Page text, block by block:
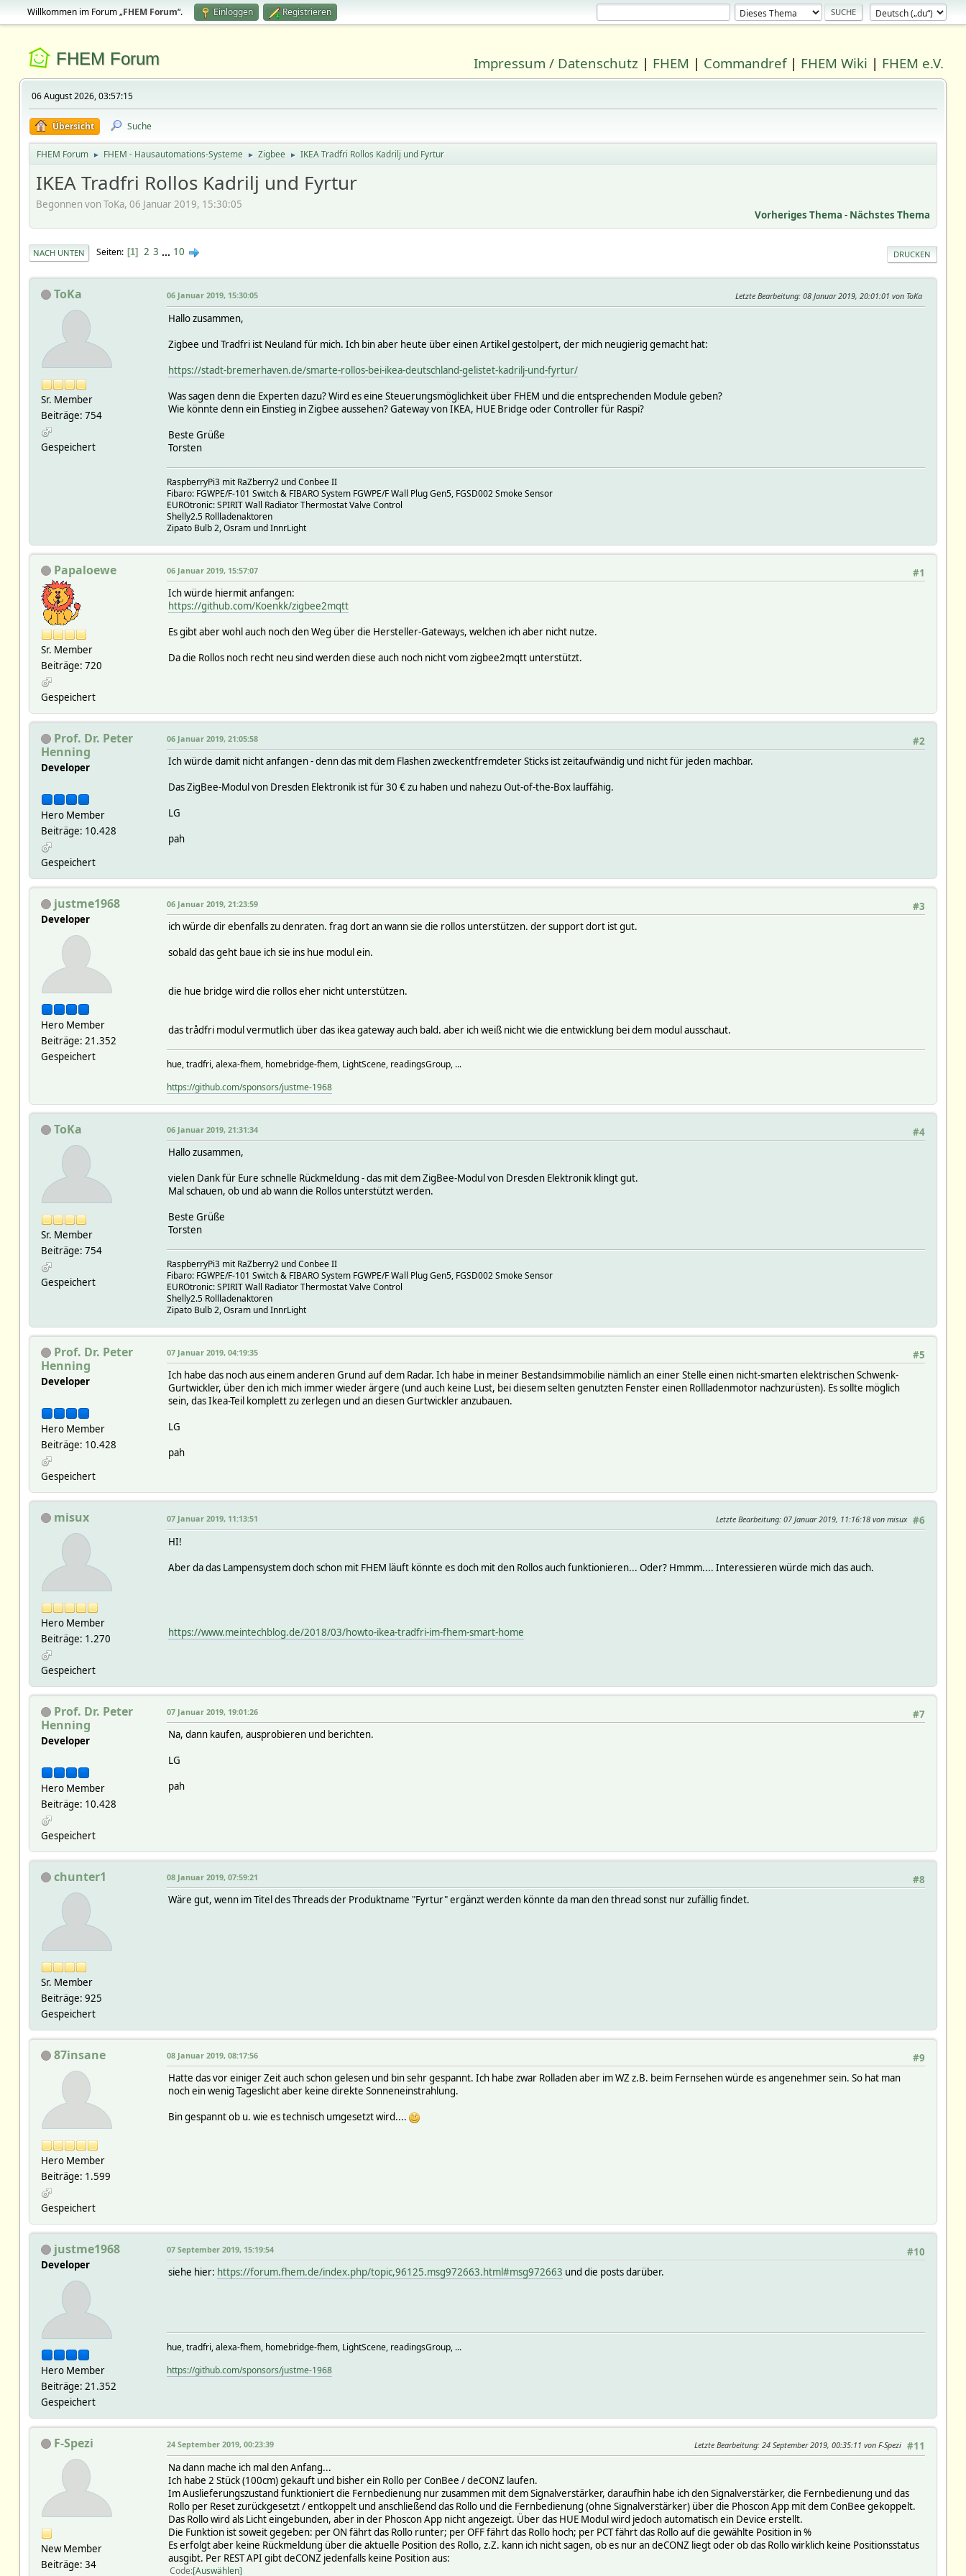
Willkommen im Forum „FHEM Forum“. Einloggen Registrieren
FHEM Forum Impressum / Datenschutz | FHEM | Commandref| FHEM Wiki | FHEM e.V.
06 August 2026, 03:57:15
Übersicht Suche
FHEM Forum ► FHEM - Hausautomations-Systeme ► Zigbee ► IKEA Tradfri Rollos Kadrilj und Fyrtur
IKEA Tradfri Rollos Kadrilj und Fyrtur
Begonnen von ToKa, 06 Januar 2019, 15:30:05
Vorheriges Thema - Nächstes Thema
DRUCKEN
NACH UNTEN Seiten 1 2 3 ... 10
ToKa
Sr. Member
Beiträge: 754
Gespeichert
06 Januar 2019, 15:30:05 Letzte Bearbeitung: 08 Januar 2019, 20:01:01 von ToKa
Hallo zusammen,
Zigbee und Tradfri ist Neuland für mich. Ich bin aber heute über einen Artikel gestolpert, der mich neugierig gemacht hat:
https://stadt-bremerhaven.de/smarte-rollos-bei-ikea-deutschland-gelistet-kadrilj-und-fyrtur/
Was sagen denn die Experten dazu? Wird es eine Steuerungsmöglichkeit über FHEM und die entsprechenden Module geben?
Wie könnte denn ein Einstieg in Zigbee aussehen? Gateway von IKEA, HUE Bridge oder Controller für Raspi?
Beste Grüße
Torsten
RaspberryPi3 mit RaZberry2 und Conbee II
Fibaro: FGWPE/F-101 Switch & FIBARO System FGWPE/F Wall Plug Gen5, FGSD002 Smoke Sensor
EUROtronic: SPIRIT Wall Radiator Thermostat Valve Control
Shelly2.5 Rollladenaktoren
Zipato Bulb 2, Osram und InnrLight
Papaloewe
Sr. Member
Beiträge: 720
Gespeichert
#1
06 Januar 2019, 15:57:07
Ich würde hiermit anfangen:
https://github.com/Koenkk/zigbee2mqtt
Es gibt aber wohl auch noch den Weg über die Hersteller-Gateways, welchen ich aber nicht nutze.
Da die Rollos noch recht neu sind werden diese auch noch nicht vom zigbee2mqtt unterstützt.
Prof. Dr. Peter
Henning
Developer
Hero Member
Beiträge: 10.428
Gespeichert
#2
06 Januar 2019, 21:05:58
Ich würde damit nicht anfangen - denn das mit dem Flashen zweckentfremdeter Sticks ist zeitaufwändig und nicht für jeden machbar.
Das ZigBee-Modul von Dresden Elektronik ist für 30 € zu haben und nahezu Out-of-the-Box lauffähig.
LG
pah
justme1968
Developer
Hero Member
Beiträge: 21.352
Gespeichert
#3
06 Januar 2019, 21:23:59
ich würde dir ebenfalls zu denraten. frag dort an wann sie die rollos unterstützen. der support dort ist gut.
sobald das geht baue ich sie ins hue modul ein.
die hue bridge wird die rollos eher nicht unterstützen.
das trådfri modul vermutlich über das ikea gateway auch bald. aber ich weiß nicht wie die entwicklung bei dem modul ausschaut.
hue, tradfri, alexa-fhem, homebridge-fhem, LightScene, readingsGroup, ...
https://github.com/sponsors/justme-1968
ToKa
Sr. Member
Beiträge: 754
Gespeichert
#4
06 Januar 2019, 21:31:34
Hallo zusammen,
vielen Dank für Eure schnelle Rückmeldung - das mit dem ZigBee-Modul von Dresden Elektronik klingt gut.
Mal schauen, ob und ab wann die Rollos unterstützt werden.
Beste Grüße
Torsten
RaspberryPi3 mit RaZberry2 und Conbee II
Fibaro: FGWPE/F-101 Switch & FIBARO System FGWPE/F Wall Plug Gen5, FGSD002 Smoke Sensor
EUROtronic: SPIRIT Wall Radiator Thermostat Valve Control
Shelly2.5 Rollladenaktoren
Zipato Bulb 2, Osram und InnrLight
Prof. Dr. Peter
Henning
Developer
Hero Member
Beiträge: 10.428
Gespeichert
#5
07 Januar 2019, 04:19:35
Ich habe das noch aus einem anderen Grund auf dem Radar. Ich habe in meiner Bestandsimmobilie nämlich an einer Stelle einen nicht-smarten elektrischen Schwenk-
Gurtwickler, über den ich mich immer wieder ärgere (und auch keine Lust, bei diesem selten genutzten Fenster einen Rollladenmotor nachzurüsten). Es sollte möglich
sein, das Ikea-Teil komplett zu zerlegen und an diesen Gurtwickler anzubauen.
LG
pah
misux
Hero Member
Beiträge: 1.270
Gespeichert
#6
07 Januar 2019, 11:13:51 Letzte Bearbeitung: 07 Januar 2019, 11:16:18 von misux
HI!
Aber da das Lampensystem doch schon mit FHEM läuft könnte es doch mit den Rollos auch funktionieren... Oder? Hmmm.... Interessieren würde mich das auch.
https://www.meintechblog.de/2018/03/howto-ikea-tradfri-im-fhem-smart-home
Prof. Dr. Peter
Henning
Developer
Hero Member
Beiträge: 10.428
Gespeichert
#7
07 Januar 2019, 19:01:26
Na, dann kaufen, ausprobieren und berichten.
LG
pah
chunter1
Sr. Member
Beiträge: 925
Gespeichert
#8
08 Januar 2019, 07:59:21
Wäre gut, wenn im Titel des Threads der Produktname "Fyrtur" ergänzt werden könnte da man den thread sonst nur zufällig findet.
87insane
Hero Member
Beiträge: 1.599
Gespeichert
#9
08 Januar 2019, 08:17:56
Hatte das vor einiger Zeit auch schon gelesen und bin sehr gespannt. Ich habe zwar Rolladen aber im WZ z.B. beim Fernsehen würde es angenehmer sein. So hat man
noch ein wenig Tageslicht aber keine direkte Sonneneinstrahlung.
Bin gespannt ob u. wie es technisch umgesetzt wird....
justme1968
Developer
Hero Member
Beiträge: 21.352
Gespeichert
#10
07 September 2019, 15:19:54
siehe hier: https://forum.fhem.de/index.php/topic,96125.msg972663.html#msg972663 und die posts darüber.
hue, tradfri, alexa-fhem, homebridge-fhem, LightScene, readingsGroup, ...
https://github.com/sponsors/justme-1968
F-Spezi
New Member
Beiträge: 34
#11
24 September 2019, 00:23:39 Letzte Bearbeitung: 24 September 2019, 00:35:11 von F-Spezi
Na dann mache ich mal den Anfang...
Ich habe 2 Stück (100cm) gekauft und bisher ein Rollo per ConBee / deCONZ laufen.
Im Auslieferungszustand funktioniert die Fernbedienung nur zusammen mit dem Signalverstärker, daraufhin habe ich den Signalverstärker, die Fernbedienung und das
Rollo per Reset zurückgesetzt / entkoppelt und anschließend das Rollo und die Fernbedienung (ohne Signalverstärker) über die Phoscon App mit dem ConBee gekoppelt.
Das Rollo wird als Licht eingebunden, aber in der Phoscon App nicht angezeigt. Über das HUE Modul wird jedoch automatisch ein Device erstellt.
Die Funktion ist soweit gegeben: per ON fährt das Rollo runter; per OFF fährt das Rollo hoch; per PCT fährt das Rollo auf die gewählte Position in %
Es erfolgt aber keine Rückmeldung über die aktuelle Position des Rollo, z.Z. kann ich nicht sagen, ob es nur an deCONZ liegt oder ob das Rollo wirklich keine Positionsstatus
ausgibt. Per REST API gibt deCONZ jedenfalls keine Position aus:
Code Auswählen